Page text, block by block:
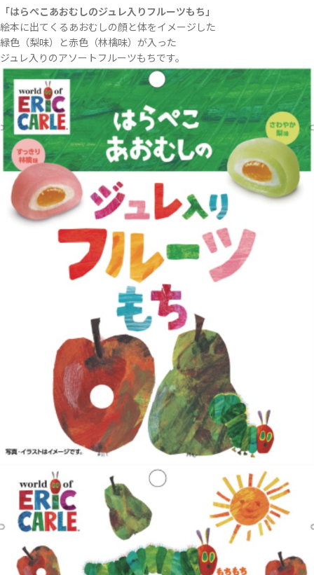
「はらぺこあおむしのジュレ入りフルーツもち」
絵本に出てくるあおむしの顔と体をイメージした
緑色（梨味）と赤色（林檎味）が入った
ジュレ入りのアソートフルーツもちです。